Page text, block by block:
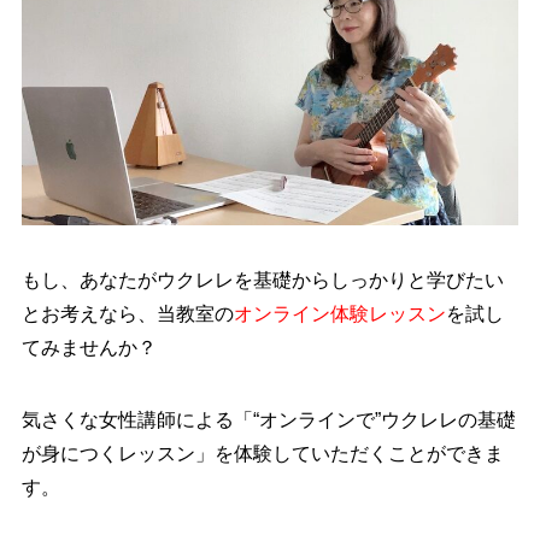
もし、あなたがウクレレを基礎からしっかりと学びたい
とお考えなら、当教室のオンライン体験レッスンを試し
てみませんか？
気さくな女性講師による
「“オンラインで”ウクレレの基礎
が身につくレッスン」
を体験していただくことができま
す。